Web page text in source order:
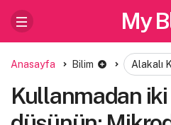
My
Anasayfa Bilim Alakalı
Kullanmadan